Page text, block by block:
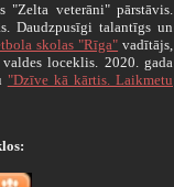
"Zelta veterāni" pārstāvis.
Daudzpusīgi talantīgs un
skolas "Rīga" vadītājs,
loceklis. 2020. gada
"Dzīve kā kārtis. Laikmetu